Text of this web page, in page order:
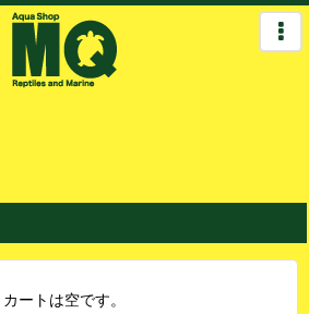
カートは空です。